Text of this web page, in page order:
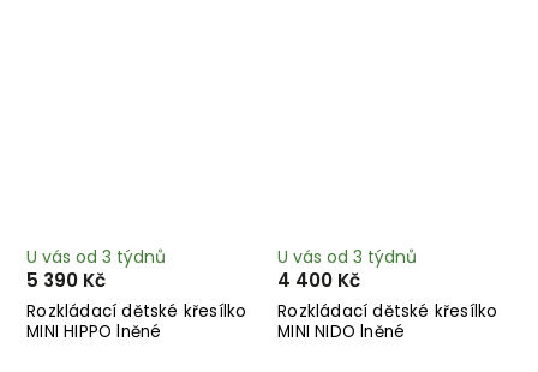
Rozkládací dětské křesílko
MINI HIPPO lněné
U vás od 3 týdnů
5 390 Kč
Rozkládací dětské křesílko
MINI NIDO lněné
U vás od 3 týdnů
4 400 Kč